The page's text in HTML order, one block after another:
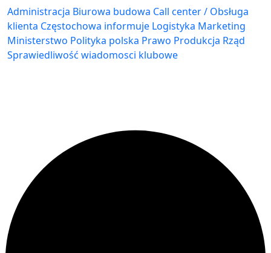
Administracja Biurowa budowa Call center / Obsługa
klienta Częstochowa informuje Logistyka Marketing
Ministerstwo Polityka polska Prawo Produkcja Rząd
Sprawiedliwość wiadomosci klubowe